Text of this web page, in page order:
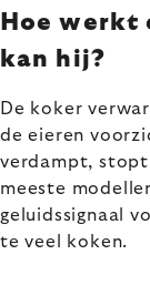
Hoe werkt
kan hij?
De koker
de eieren
verdampt,
meeste
geluidssignaal
te veel koken.